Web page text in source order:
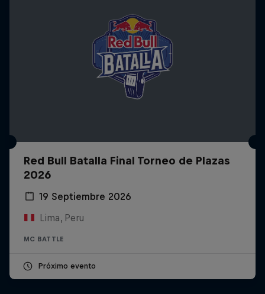
Red Bull Batalla Final Torneo de Plazas
2026
19 Septiembre 2026
Lima, Peru
MC BATTLE
Próximo evento